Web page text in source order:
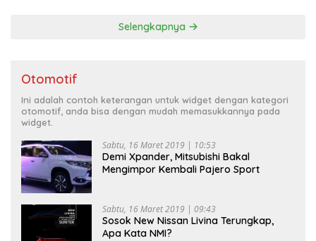
Selengkapnya
Otomotif
Ini adalah contoh keterangan untuk widget dengan kategori
otomotif, anda bisa dengan mudah memasukkannya pada
widget.
Sabtu, 16 Maret 2019 | 10:53
Demi Xpander, Mitsubishi Bakal
Mengimpor Kembali Pajero Sport
Sabtu, 16 Maret 2019 | 09:43
Sosok New Nissan Livina Terungkap,
Apa Kata NMI?